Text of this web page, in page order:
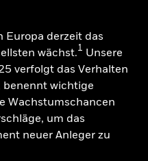
Europa derzeit das
wächst.1 Unsere
verfolgt das Verhalten
benennt wichtige
Wachstumschancen
um das
neuer Anleger zu